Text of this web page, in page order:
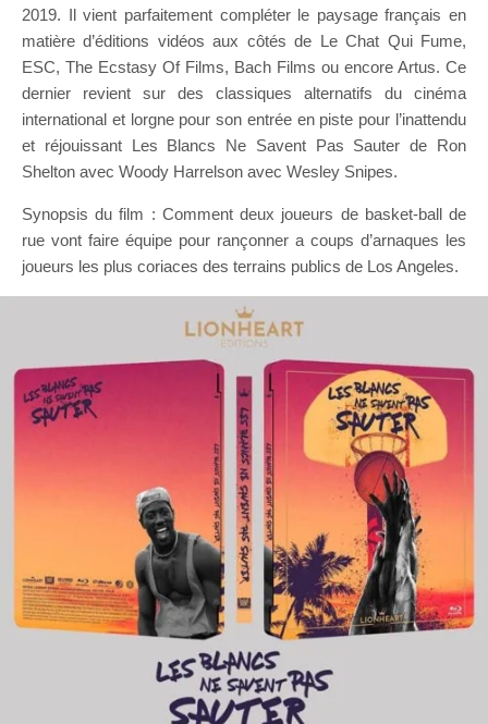
2019. Il vient parfaitement compléter le paysage français en
matière d’éditions vidéos aux côtés de Le Chat Qui Fume,
ESC, The Ecstasy Of Films, Bach Films ou encore Artus. Ce
dernier revient sur des classiques alternatifs du cinéma
international et lorgne pour son entrée en piste pour l’inattendu
et réjouissant Les Blancs Ne Savent Pas Sauter de Ron
Shelton avec Woody Harrelson avec Wesley Snipes.
Synopsis du film : Comment deux joueurs de basket-ball de
rue vont faire équipe pour rançonner a coups d’arnaques les
joueurs les plus coriaces des terrains publics de Los Angeles.